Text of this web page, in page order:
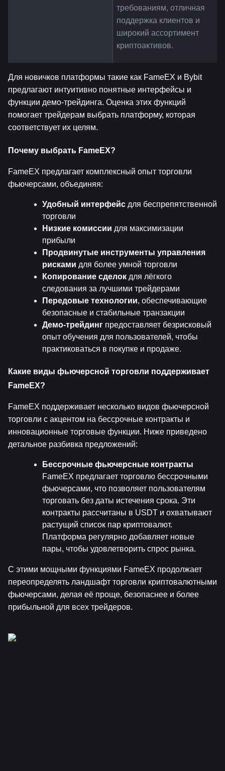
требованиям, отличная
поддержка клиентов и
широкий ассортимент
криптоактивов.
Для новичков платформы такие как FameEX и Bybit
предлагают интуитивно понятные интерфейсы и
функции демо-трейдинга. Оценка этих функций
помогает трейдерам выбрать платформу, которая
соответствует их целям.
Почему выбрать FameEX?
FameEX предлагает комплексный опыт торговли
фьючерсами, объединяя:
Удобный интерфейс для беспрепятственной
торговли
Низкие комиссии для максимизации
прибыли
Продвинутые инструменты управления
рисками для более умной торговли
Копирование сделок для лёгкого
следования за лучшими трейдерами
Передовые технологии, обеспечивающие
безопасные и стабильные транзакции
Демо-трейдинг предоставляет безрисковый
опыт обучения для пользователей, чтобы
практиковаться в покупке и продаже.
Какие виды фьючерсной торговли поддерживает
FameEX?
FameEX поддерживает несколько видов фьючерсной
торговли с акцентом на бессрочные контракты и
инновационные торговые функции. Ниже приведено
детальное разбивка предложений:
Бессрочные фьючерсные контракты
FameEX предлагает торговлю бессрочными
фьючерсами, что позволяет пользователям
торговать без даты истечения срока. Эти
контракты рассчитаны в USDT и охватывают
растущий список пар криптовалют.
Платформа регулярно добавляет новые
пары, чтобы удовлетворить спрос рынка.
С этими мощными функциями FameEX продолжает
переопределять ландшафт торговли криптовалютными
фьючерсами, делая её проще, безопаснее и более
прибыльной для всех трейдеров.